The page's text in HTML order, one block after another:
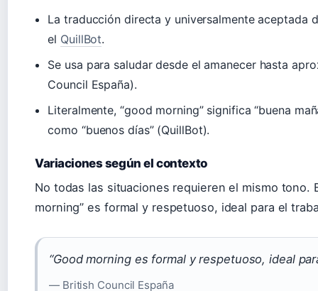
La traducción directa y universalmente aceptada
el QuillBot.
Se usa para saludar desde el amanecer hasta
Council España).
Literalmente, “good morning” significa “buena
como “buenos días” (QuillBot).
Variaciones según el contexto
No todas las situaciones requieren el mismo tono.
morning” es formal y respetuoso, ideal para el
“Good morning es formal y respetuoso, ideal
— British Council España